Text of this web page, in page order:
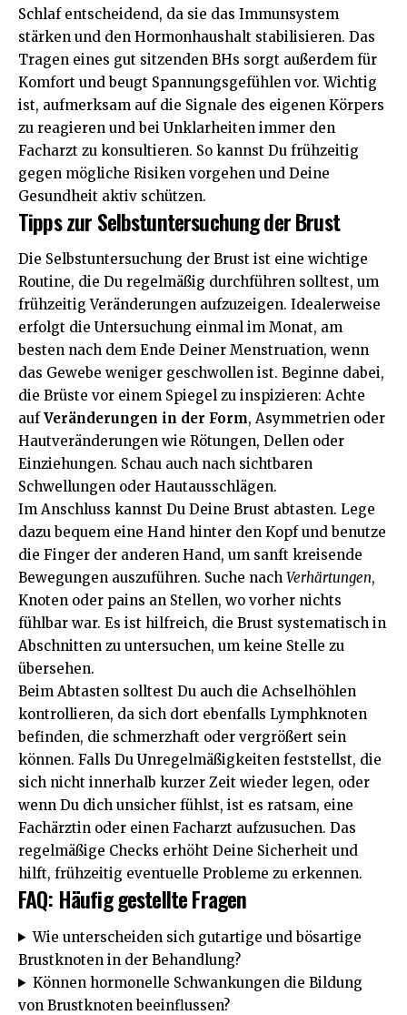
Schlaf entscheidend, da sie das Immunsystem
stärken und den Hormonhaushalt stabilisieren. Das
Tragen eines gut sitzenden BHs sorgt außerdem für
Komfort und beugt Spannungsgefühlen vor. Wichtig
ist, aufmerksam auf die Signale des eigenen Körpers
zu reagieren und bei Unklarheiten immer den
Facharzt zu konsultieren. So kannst Du frühzeitig
gegen mögliche Risiken vorgehen und Deine
Gesundheit aktiv schützen.
Tipps zur Selbstuntersuchung der Brust
Die Selbstuntersuchung der Brust ist eine wichtige
Routine, die Du regelmäßig durchführen solltest, um
frühzeitig Veränderungen aufzuzeigen. Idealerweise
erfolgt die Untersuchung einmal im Monat, am
besten nach dem Ende Deiner Menstruation, wenn
das Gewebe weniger geschwollen ist. Beginne dabei,
die Brüste vor einem Spiegel zu inspizieren: Achte
auf Veränderungen in der Form, Asymmetrien oder
Hautveränderungen wie Rötungen, Dellen oder
Einziehungen. Schau auch nach sichtbaren
Schwellungen oder Hautausschlägen.
Im Anschluss kannst Du Deine Brust abtasten. Lege
dazu bequem eine Hand hinter den Kopf und benutze
die Finger der anderen Hand, um sanft kreisende
Bewegungen auszuführen. Suche nach Verhärtungen,
Knoten oder pains an Stellen, wo vorher nichts
fühlbar war. Es ist hilfreich, die Brust systematisch in
Abschnitten zu untersuchen, um keine Stelle zu
übersehen.
Beim Abtasten solltest Du auch die Achselhöhlen
kontrollieren, da sich dort ebenfalls Lymphknoten
befinden, die schmerzhaft oder vergrößert sein
können. Falls Du Unregelmäßigkeiten feststellst, die
sich nicht innerhalb kurzer Zeit wieder legen, oder
wenn Du dich unsicher fühlst, ist es ratsam, eine
Fachärztin oder einen Facharzt aufzusuchen. Das
regelmäßige Checks erhöht Deine Sicherheit und
hilft, frühzeitig eventuelle Probleme zu erkennen.
FAQ: Häufig gestellte Fragen
Wie unterscheiden sich gutartige und bösartige
Brustknoten in der Behandlung?
Können hormonelle Schwankungen die Bildung
von Brustknoten beeinflussen?